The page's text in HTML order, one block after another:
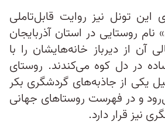
این تونل نیز روایت قابل‌تاملی
نام روستایی در استان آذربایجان
از دیرباز خانه‌هایشان را با
در دل کوه می‌کندند. روستای
یکی از جاذبه‌های گردشگری بکر
و در فهرست روستاهای جهانی
نیز قرار دارد.